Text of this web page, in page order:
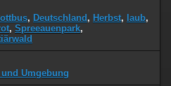
, Deutschland , Herbst, laub,
, Spreeauenpark,
Umgebung